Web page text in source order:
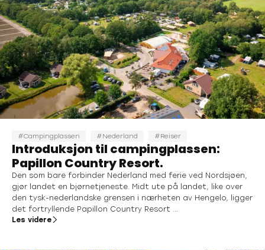
Campingplassen Nederland Reiser
Introduksjon til campingplassen:
Papillon Country Resort.
Den som bare forbinder Nederland med ferie ved Nordsjøen,
gjør landet en bjørnetjeneste. Midt ute på landet, like over
den tysk-nederlandske grensen i nærheten av Hengelo, ligger
det fortryllende Papillon Country Resort ...
Les videre